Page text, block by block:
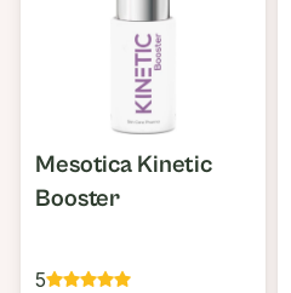
Mesotica Kinetic
Booster
5